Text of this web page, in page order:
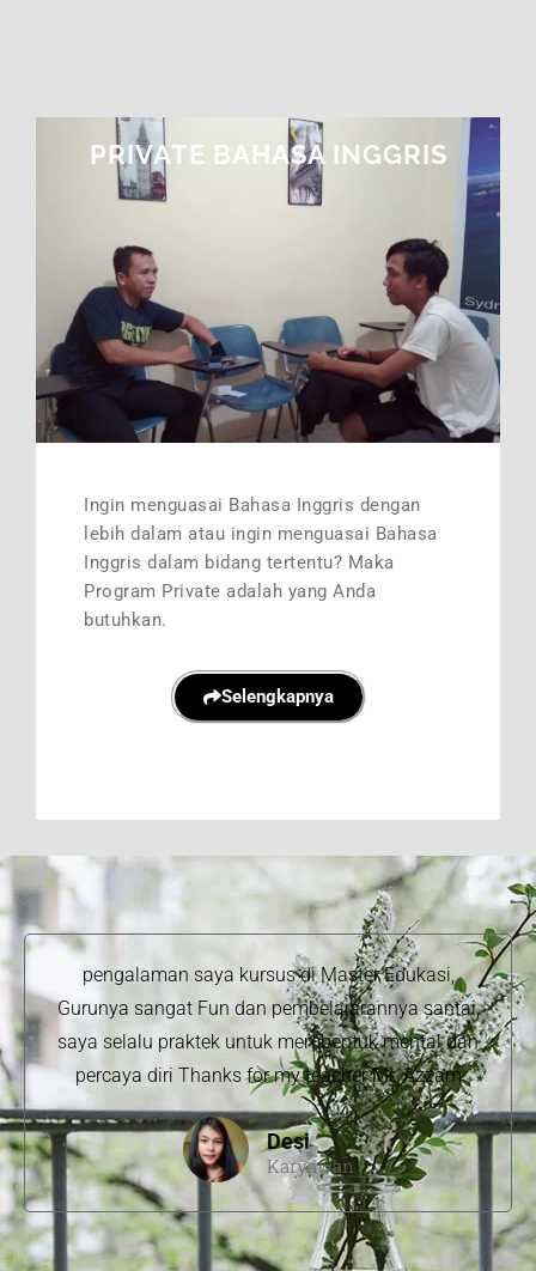
PRIVATE BAHASA INGGRIS
Ingin menguasai Bahasa Inggris dengan
lebih dalam atau ingin menguasai Bahasa
Inggris dalam bidang tertentu? Maka
Program Private adalah yang Anda
butuhkan.
Selengkapnya
pengalaman saya kursus di Master Edukasi,
Gurunya sangat Fun dan pembelajarannya santai,
saya selalu praktek untuk membentuk mental dan
percaya diri Thanks for my teacher Mr. Azzam
Desi
Karyawan